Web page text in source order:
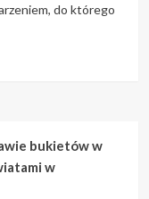
do którego
bukietów w
w